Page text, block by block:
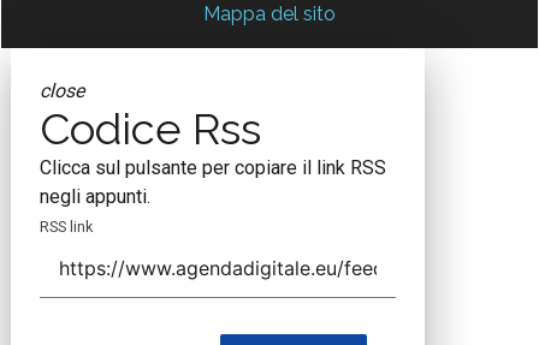
Mappa del sito
close
Codice Rss
Clicca sul pulsante per copiare il link RSS
negli appunti.
RSS link